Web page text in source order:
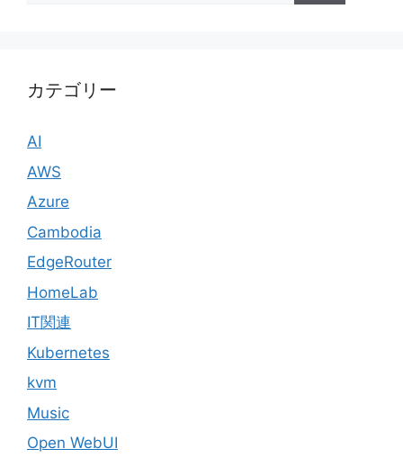
カテゴリー
AI
AWS
Azure
Cambodia
EdgeRouter
HomeLab
IT関連
Kubernetes
kvm
Music
Open WebUI